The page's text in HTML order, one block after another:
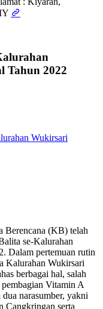
Tahun 2022
Berencana (KB) telah
se-Kalurahan
Dalam pertemuan rutin
Kalurahan Wukirsari
berbagai hal, salah
Vitamin A
narasumber, yakni
Cangkringan serta